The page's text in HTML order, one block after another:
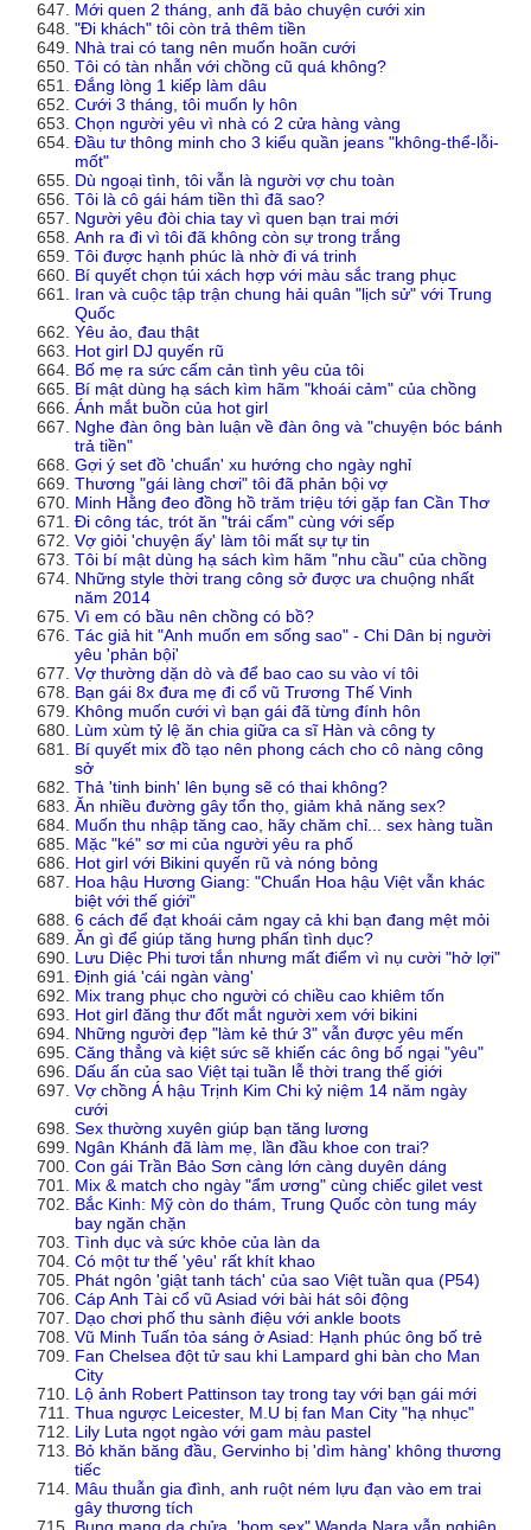
Mới quen 2 tháng, anh đã bảo chuyện cưới xin
"Đi khách" tôi còn trả thêm tiền
Nhà trai có tang nên muốn hoãn cưới
Tôi có tàn nhẫn với chồng cũ quá không?
Đắng lòng 1 kiếp làm dâu
Cưới 3 tháng, tôi muốn ly hôn
Chọn người yêu vì nhà có 2 cửa hàng vàng
Đầu tư thông minh cho 3 kiểu quần jeans "không-thể-lỗi-
mốt"
Dù ngoại tình, tôi vẫn là người vợ chu toàn
Tôi là cô gái hám tiền thì đã sao?
Người yêu đòi chia tay vì quen bạn trai mới
Anh ra đi vì tôi đã không còn sự trong trắng
Tôi được hạnh phúc là nhờ đi vá trinh
Bí quyết chọn túi xách hợp với màu sắc trang phục
Iran và cuộc tập trận chung hải quân "lịch sử" với Trung
Quốc
Yêu ảo, đau thật
Hot girl DJ quyến rũ
Bố mẹ ra sức cấm cản tình yêu của tôi
Bí mật dùng hạ sách kìm hãm "khoái cảm" của chồng
Ánh mắt buồn của hot girl
Nghe đàn ông bàn luận về đàn ông và "chuyện bóc bánh
trả tiền"
Gợi ý set đồ 'chuẩn' xu hướng cho ngày nghỉ
Thương "gái làng chơi" tôi đã phản bội vợ
Minh Hằng đeo đồng hồ trăm triệu tới gặp fan Cần Thơ
Đi công tác, trót ăn "trái cấm" cùng với sếp
Vợ giỏi 'chuyện ấy' làm tôi mất sự tự tin
Tôi bí mật dùng hạ sách kìm hãm "nhu cầu" của chồng
Những style thời trang công sở được ưa chuộng nhất
năm 2014
Vì em có bầu nên chồng có bồ?
Tác giả hit "Anh muốn em sống sao" - Chi Dân bị người
yêu 'phản bội'
Vợ thường dặn dò và để bao cao su vào ví tôi
Bạn gái 8x đưa mẹ đi cổ vũ Trương Thế Vinh
Không muốn cưới vì bạn gái đã từng đính hôn
Lùm xùm tỷ lệ ăn chia giữa ca sĩ Hàn và công ty
Bí quyết mix đồ tạo nên phong cách cho cô nàng công
sở
Thả 'tinh binh' lên bụng sẽ có thai không?
Ăn nhiều đường gây tổn thọ, giảm khả năng sex?
Muốn thu nhập tăng cao, hãy chăm chỉ... sex hàng tuần
Mặc "ké" sơ mi của người yêu ra phố
Hot girl với Bikini quyến rũ và nóng bỏng
Hoa hậu Hương Giang: "Chuẩn Hoa hậu Việt vẫn khác
biệt với thế giới"
6 cách để đạt khoái cảm ngay cả khi bạn đang mệt mỏi
Ăn gì để giúp tăng hưng phấn tình dục?
Lưu Diệc Phi tươi tắn nhưng mất điểm vì nụ cười "hở lợi"
Định giá 'cái ngàn vàng'
Mix trang phục cho người có chiều cao khiêm tốn
Hot girl đăng thư đốt mắt người xem với bikini
Những người đẹp "làm kẻ thứ 3" vẫn được yêu mến
Căng thẳng và kiệt sức sẽ khiến các ông bố ngại "yêu"
Dấu ấn của sao Việt tại tuần lễ thời trang thế giới
Vợ chồng Á hậu Trịnh Kim Chi kỷ niệm 14 năm ngày
cưới
Sex thường xuyên giúp bạn tăng lương
Ngân Khánh đã làm mẹ, lần đầu khoe con trai?
Con gái Trần Bảo Sơn càng lớn càng duyên dáng
Mix & match cho ngày "ẩm ương" cùng chiếc gilet vest
Bắc Kinh: Mỹ còn do thám, Trung Quốc còn tung máy
bay ngăn chặn
Tình dục và sức khỏe của làn da
Có một tư thế 'yêu' rất khít khao
Phát ngôn 'giật tanh tách' của sao Việt tuần qua (P54)
Cáp Anh Tài cổ vũ Asiad với bài hát sôi động
Dạo chơi phố thu sành điệu với ankle boots
Vũ Minh Tuấn tỏa sáng ở Asiad: Hạnh phúc ông bố trẻ
Fan Chelsea đột tử sau khi Lampard ghi bàn cho Man
City
Lộ ảnh Robert Pattinson tay trong tay với bạn gái mới
Thua ngược Leicester, M.U bị fan Man City "hạ nhục"
Lily Luta ngọt ngào với gam màu pastel
Bỏ khăn băng đầu, Gervinho bị 'dìm hàng' không thương
tiếc
Mâu thuẫn gia đình, anh ruột ném lựu đạn vào em trai
gây thương tích